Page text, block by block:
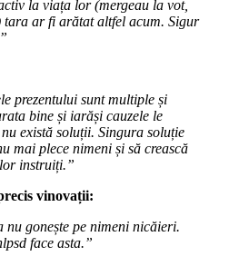
la viața lor (mergeau la vot,
tara ar fi arătat altfel acum. Sigur
prezentului sunt multiple și
bine și iarăși cauzele le
există soluții. Singura soluție
mai plece nimeni și să crească
instruiți.”
vinovații:
nu gonește pe nimeni nicăieri.
face asta.”